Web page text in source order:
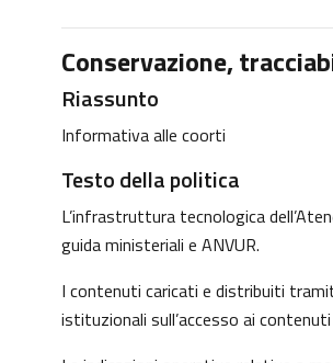
Conservazione,
Riassunto
Informativa alle coorti
Testo della politica
L’infrastruttura tecnologica
guida ministeriali e ANVUR.
I contenuti caricati e distribuiti
istituzionali sull’accesso ai